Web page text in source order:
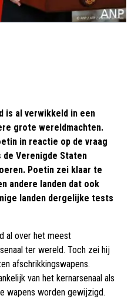
is al verwikkeld in een
grote wereldmachten.
in reactie op de vraag
de Verenigde Staten
Poetin zei klaar te
andere landen dat ook
landen dergelijke tests
al over het meest
ter wereld. Toch zei hij
afschrikkingswapens.
van het kernarsenaal als
wapens worden gewijzigd.